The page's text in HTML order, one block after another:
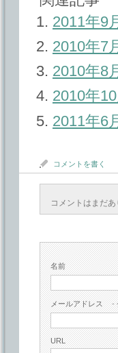
2011年9
2010年7
2010年8
2010年
2011年6
コメントを書く
コメントはまだあ
名前
メールアドレス -
URL